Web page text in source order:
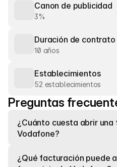
Canon de publicidad
3%
Duración de contrato
10 años
Establecimientos
52 establecimientos
Preguntas
¿Cuánto cuesta abrir una
Vodafone?
¿Qué facturación puede